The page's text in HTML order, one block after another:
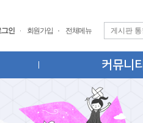
그인 회원가입 전체메뉴
커뮤니티